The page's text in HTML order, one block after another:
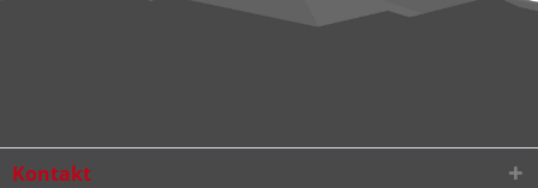
Kontakt